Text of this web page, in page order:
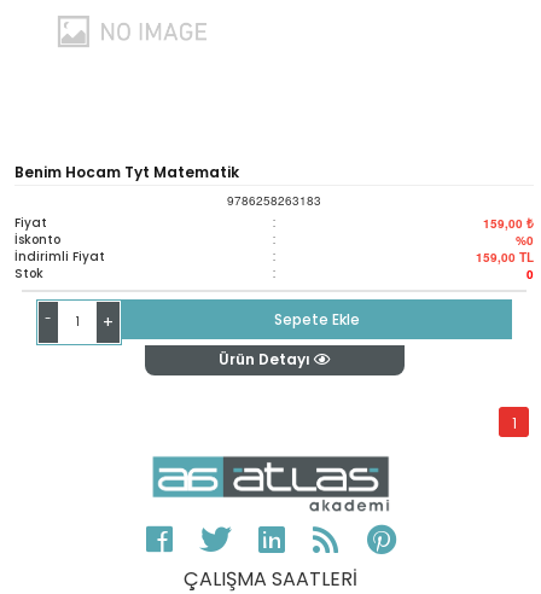
Benim Hocam Tyt Matematik
9786258263183
Fiyat : 159,00 ₺
İskonto : %0
İndirimli Fiyat : 159,00 TL
Stok : 0
- +
Sepete Ekle
Ürün Detayı
1
ÇALIŞMA SAATLERİ